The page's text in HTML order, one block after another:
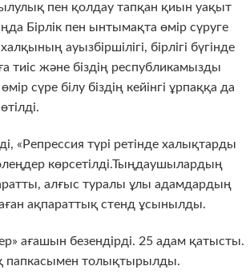
пен қолдау тапқан қиын уақыт
Бірлік пен ынтымақта өмір сүруге
ауызбіршілігі, бірлігі бүгінде
тиіс және біздің республикамызды
сүре білу біздің кейінгі ұрпаққа да
түрі ретінде халықтарды
көрсетілді.Тыңдаушылардың
алғыс туралы ұлы адамдардың
ақпараттық стенд ұсынылды.
ағашын безендірді. 25 адам қатысты.
папкасымен толықтырылды.